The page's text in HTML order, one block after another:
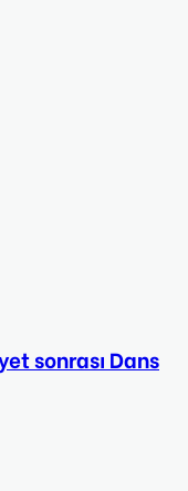
sonrası Dans